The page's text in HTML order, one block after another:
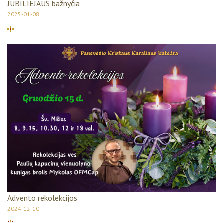
JUBILIEJAUS bažnyčia
2025-01-08
Advento rekolekcijos
2024-12-10